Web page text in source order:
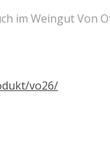
im Weingut Von
vo26/